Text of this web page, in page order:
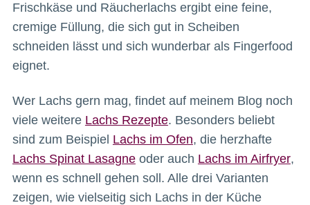
Frischkäse und Räucherlachs ergibt eine feine,
cremige Füllung, die sich gut in Scheiben
schneiden lässt und sich wunderbar als Fingerfood
eignet.
Wer Lachs gern mag, findet auf meinem Blog noch
viele weitere Lachs Rezepte. Besonders beliebt
sind zum Beispiel Lachs im Ofen, die herzhafte
Lachs Spinat Lasagneoder auch Lachs im Airfryer,
wenn es schnell gehen soll. Alle drei Varianten
zeigen, wie vielseitig sich Lachs in der Küche